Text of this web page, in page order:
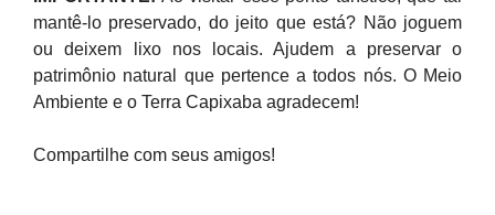
mantê-lo preservado, do jeito que está? Não joguem
ou deixem lixo nos locais. Ajudem a preservar o
patrimônio natural que pertence a todos nós. O Meio
Ambiente e o Terra Capixaba agradecem!
Compartilhe com seus amigos!